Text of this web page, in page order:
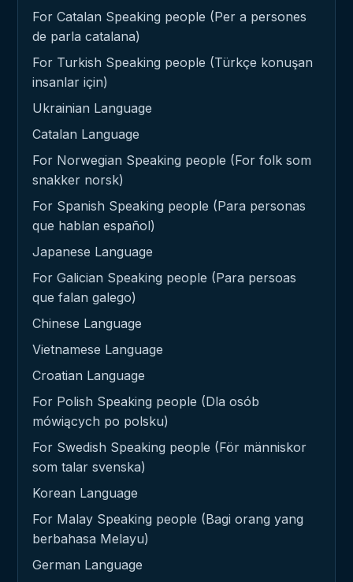
For Catalan Speaking people (Per a persones
de parla catalana)
For Turkish Speaking people (Türkçe konuşan
insanlar için)
Ukrainian Language
Catalan Language
For Norwegian Speaking people (For folk som
snakker norsk)
For Spanish Speaking people (Para personas
que hablan español)
Japanese Language
For Galician Speaking people (Para persoas
que falan galego)
Chinese Language
Vietnamese Language
Croatian Language
For Polish Speaking people (Dla osób
mówiących po polsku)
For Swedish Speaking people (För människor
som talar svenska)
Korean Language
For Malay Speaking people (Bagi orang yang
berbahasa Melayu)
German Language